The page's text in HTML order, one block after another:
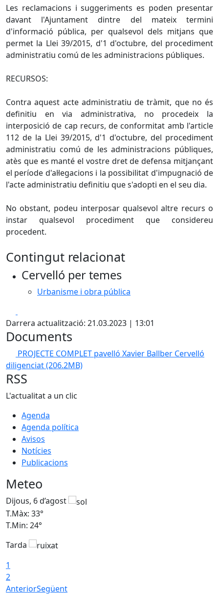
Les reclamacions i suggeriments es poden presentar
davant l'Ajuntament dintre del mateix termini
d'informació pública, per qualsevol dels mitjans que
permet la Llei 39/2015, d'1 d'octubre, del procediment
administratiu comú de les administracions públiques.
RECURSOS:
Contra aquest acte administratiu de tràmit, que no és
definitiu en via administrativa, no procedeix la
interposició de cap recurs, de conformitat amb l'article
112 de la Llei 39/2015, d'1 d'octubre, del procediment
administratiu comú de les administracions públiques,
atès que es manté el vostre dret de defensa mitjançant
el període d'al·legacions i la possibilitat d'impugnació de
l'acte administratiu definitiu que s'adopti en el seu dia.
No obstant, podeu interposar qualsevol altre recurs o
instar qualsevol procediment que considereu
procedent.
Contingut relacionat
Cervelló per temes
Urbanisme i obra pública
Darrera actualització: 21.03.2023 | 13:01
Documents
PROJECTE COMPLET pavelló Xavier Ballber Cervelló
diligenciat(206.2MB)
RSS
L'actualitat a un clic
Agenda
Agenda política
Avisos
Notícies
Publicacions
Meteo
Dijous, 6 d’agost
T.Màx: 33°
T.Min: 24°
Tarda
1
2
AnteriorSegüent